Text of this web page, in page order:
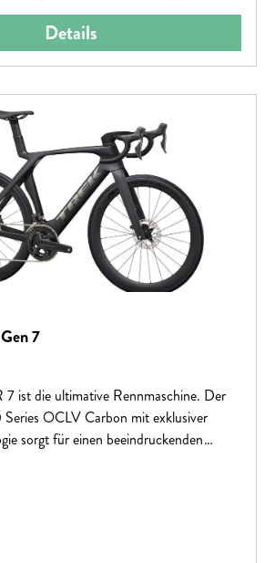
Details
7
7 ist die ultimative Rennmaschine. Der
OCLV Carbon mit exklusiver
sorgt für einen beeindruckenden
ist es mit Shimanos ultraschnell
elektronischem Ultegra Di2-
windschnittigen Carbonlaufrädern mit